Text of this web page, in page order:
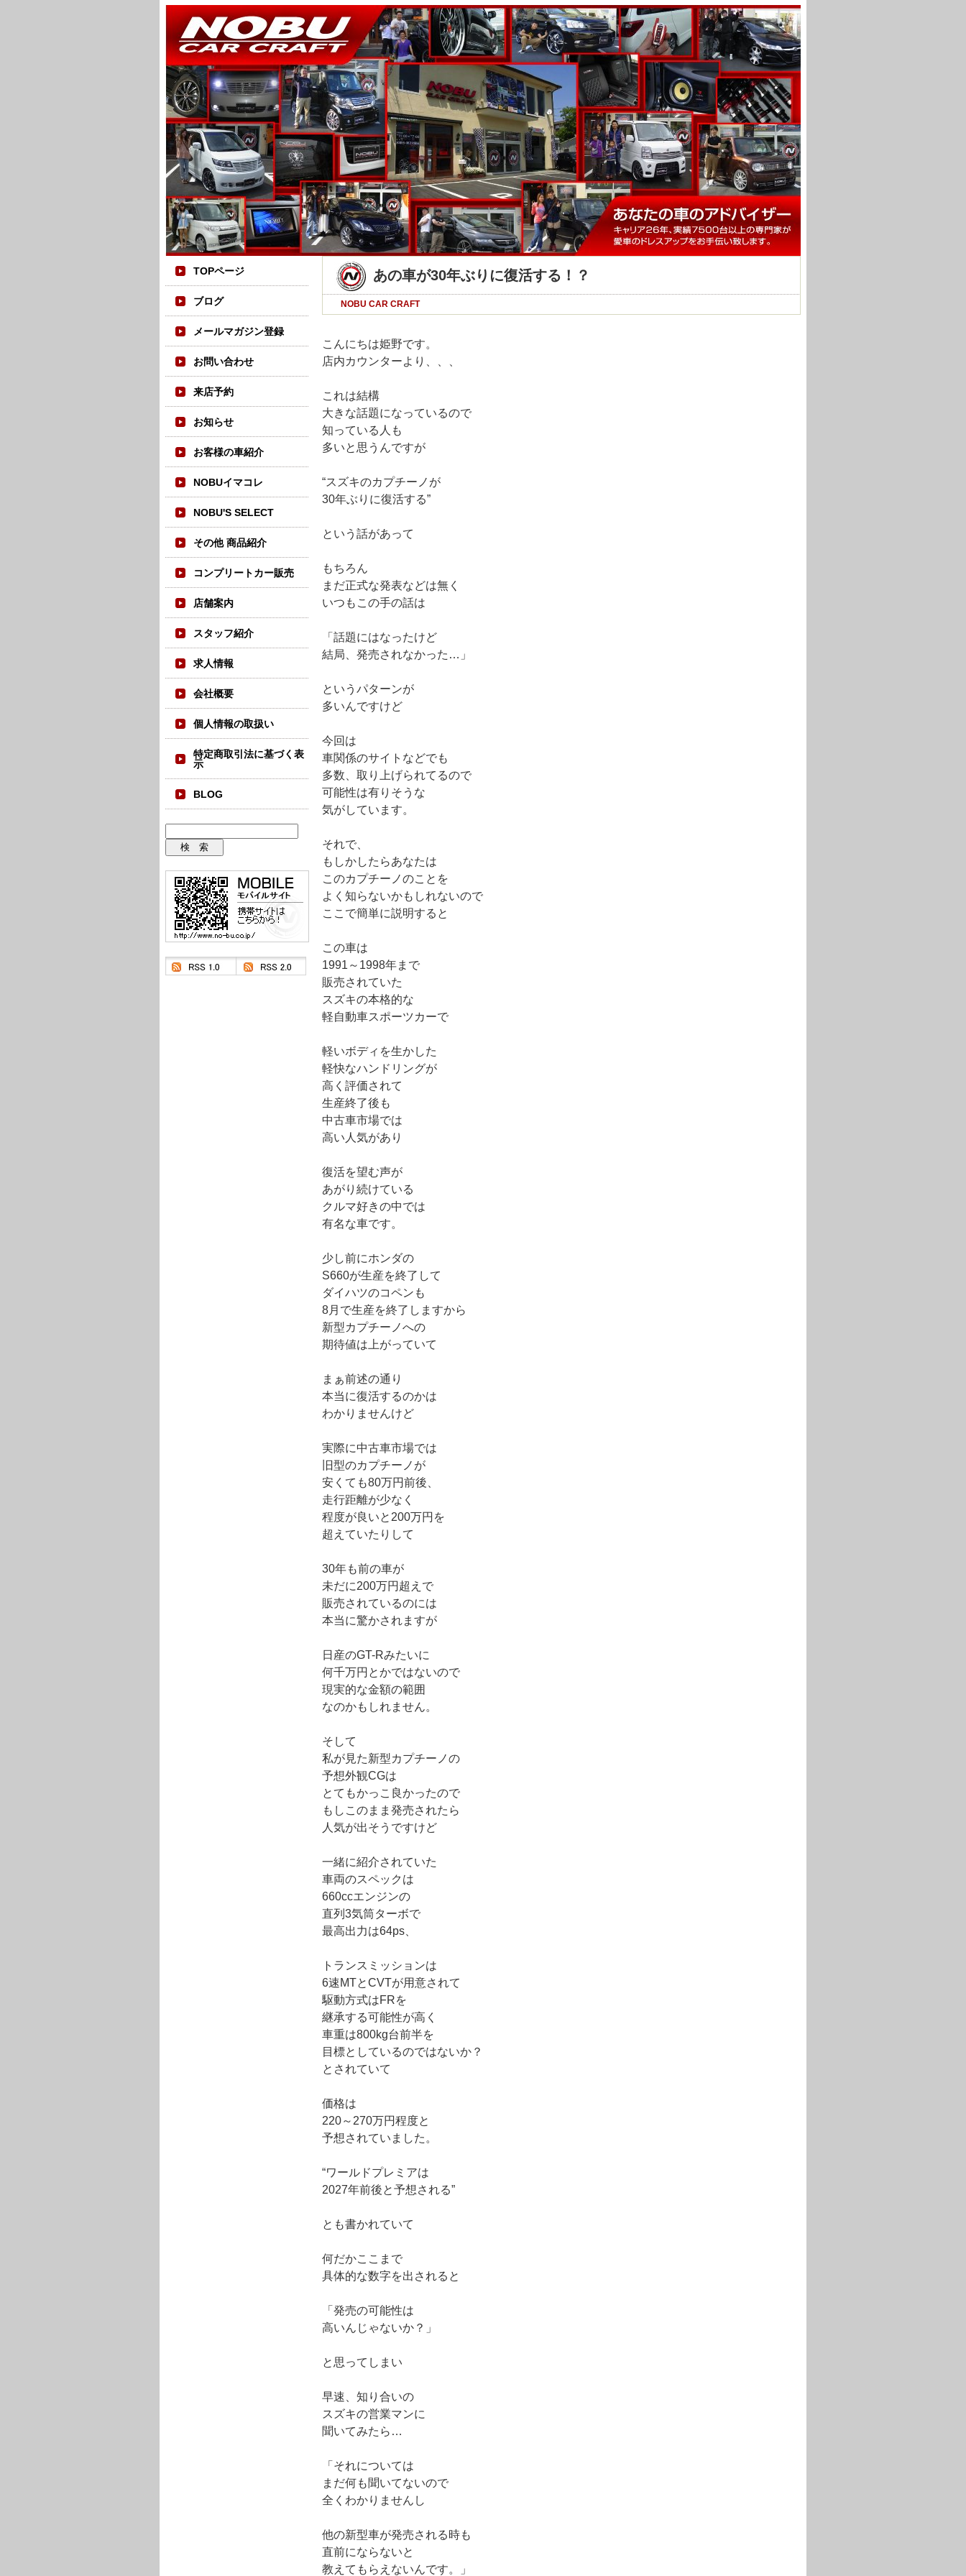
TOPページ
ブログ
メールマガジン登録
お問い合わせ
来店予約
お知らせ
お客様の車紹介
NOBUイマコレ
NOBU'S SELECT
その他 商品紹介
コンプリートカー販売
店舗案内
スタッフ紹介
求人情報
会社概要
個人情報の取扱い
特定商取引法に基づく表
示
BLOG
あの車が30年ぶりに復活する！？
NOBU CAR CRAFT
こんにちは姫野です。
店内カウンターより、、、
これは結構
大きな話題になっているので
知っている人も
多いと思うんですが
“スズキのカプチーノが
30年ぶりに復活する”
という話があって
もちろん
まだ正式な発表などは無く
いつもこの手の話は
「話題にはなったけど
結局、発売されなかった…」
というパターンが
多いんですけど
今回は
車関係のサイトなどでも
多数、取り上げられてるので
可能性は有りそうな
気がしています。
それで、
もしかしたらあなたは
このカプチーノのことを
よく知らないかもしれないので
ここで簡単に説明すると
この車は
1991～1998年まで
販売されていた
スズキの本格的な
軽自動車スポーツカーで
軽いボディを生かした
軽快なハンドリングが
高く評価されて
生産終了後も
中古車市場では
高い人気があり
復活を望む声が
あがり続けている
クルマ好きの中では
有名な車です。
少し前にホンダの
S660が生産を終了して
ダイハツのコペンも
8月で生産を終了しますから
新型カプチーノへの
期待値は上がっていて
まぁ前述の通り
本当に復活するのかは
わかりませんけど
実際に中古車市場では
旧型のカプチーノが
安くても80万円前後、
走行距離が少なく
程度が良いと200万円を
超えていたりして
30年も前の車が
未だに200万円超えで
販売されているのには
本当に驚かされますが
日産のGT-Rみたいに
何千万円とかではないので
現実的な金額の範囲
なのかもしれません。
そして
私が見た新型カプチーノの
予想外観CGは
とてもかっこ良かったので
もしこのまま発売されたら
人気が出そうですけど
一緒に紹介されていた
車両のスペックは
660ccエンジンの
直列3気筒ターボで
最高出力は64ps、
トランスミッションは
6速MTとCVTが用意されて
駆動方式はFRを
継承する可能性が高く
車重は800kg台前半を
目標としているのではないか？
とされていて
価格は
220～270万円程度と
予想されていました。
“ワールドプレミアは
2027年前後と予想される”
とも書かれていて
何だかここまで
具体的な数字を出されると
「発売の可能性は
高いんじゃないか？」
と思ってしまい
早速、知り合いの
スズキの営業マンに
聞いてみたら…
「それについては
まだ何も聞いてないので
全くわかりませんし
他の新型車が発売される時も
直前にならないと
教えてもらえないんです。」